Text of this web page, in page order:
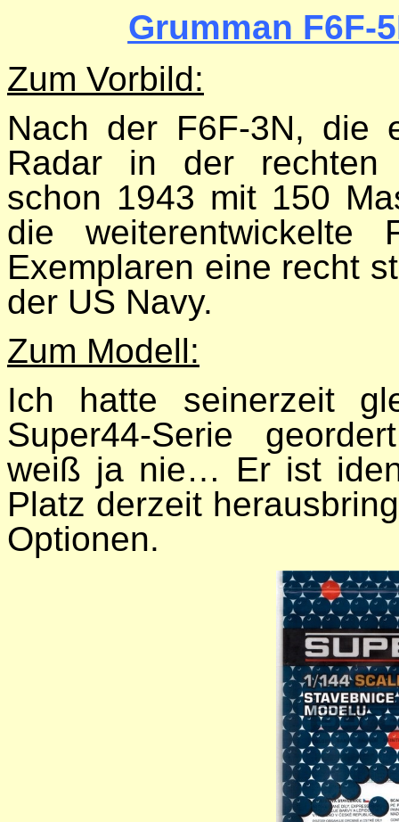
Grumman F6F-
Zum Vorbild:
Nach der F6F-3N, die
Radar in der rechten
schon 1943 mit 150
die weiterentwickelte
Exemplaren eine recht
der US Navy.
Zum Modell:
Ich hatte seinerzeit
Super44-Serie
weiß ja nie… Er ist
Platz derzeit
Optionen.